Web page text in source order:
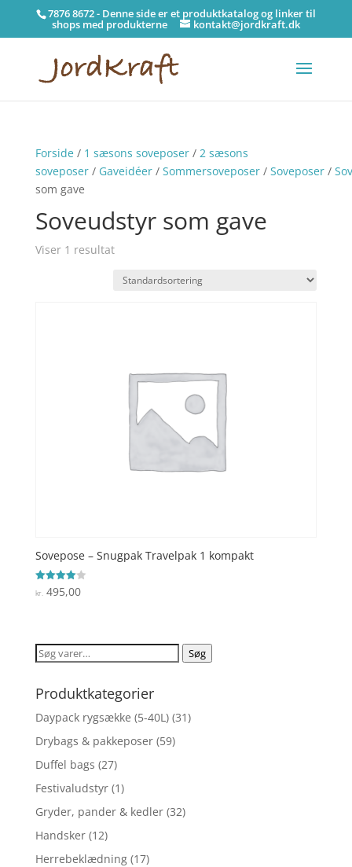
7876 8672 - Denne side er et produktkatalog og linker til
shops med produkterne kontakt@jordkraft.dk
Forside/ 1 sæsons soveposer/ 2 sæsons
soveposer/ Gaveidéer/ Sommersoveposer/ Soveposer/
som gave
Soveudstyr som gave
Viser 1 resultat
Sovepose – Snugpak Travelpak 1 kompakt
Vurderet
4
kr. 495,00
Søg
Søg
Produktkategorier
Daypack rygsække (5-40L) (31)
Drybags & pakkeposer (59)
Duffel bags (27)
Festivaludstyr (1)
Gryder, pander & kedler (32)
Handsker (12)
Herrebeklædning (17)